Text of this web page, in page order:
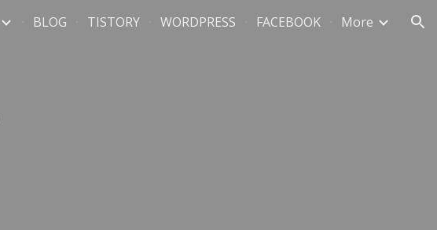
Skip to navigation
BLOG TISTORY WORDPRESS FACEBOOK More